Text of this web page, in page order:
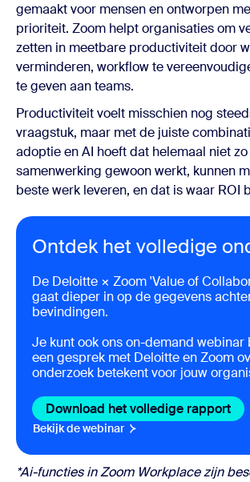
gemaakt voor mensen en ontworpen
prioriteit. Zoom helpt organisaties om
zetten in meetbare productiviteit door
verminderen, workflow te
te geven aan teams.
Productiviteit voelt misschien nog
vraagstuk, maar met de juiste
adoptie en AI hoeft dat helemaal niet
samenwerking gewoon werkt, kunnen
beste werk leveren, en dat is waar ROI
Ontdek het volledige
De Deloitte × Zoom 'Value of
gaat dieper in op de gegevens
bevindingen.
Je kunt ook ons on-demand webinar
een gesprek met Deloitte en Zoom
onderzoek betekent voor jouw
Download het volledige rapport
Bekijk de webinar Bekijk de webinar
*Ai-functies in Zoom Workplace zijn